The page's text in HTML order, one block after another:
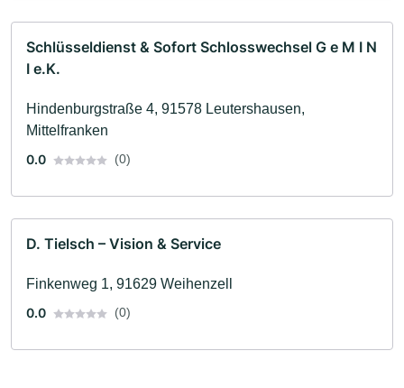
Schlüsseldienst & Sofort Schlosswechsel G e M I N
I e.K.
Hindenburgstraße 4, 91578 Leutershausen,
Mittelfranken
0.0
(0)
D. Tielsch – Vision & Service
Finkenweg 1, 91629 Weihenzell
0.0
(0)